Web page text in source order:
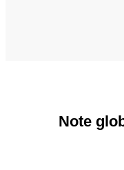
Note